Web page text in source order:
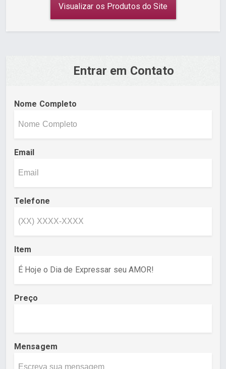
Visualizar os Produtos do Site
Entrar em Contato
Nome Completo
Email
Telefone
Item
Preço
Mensagem